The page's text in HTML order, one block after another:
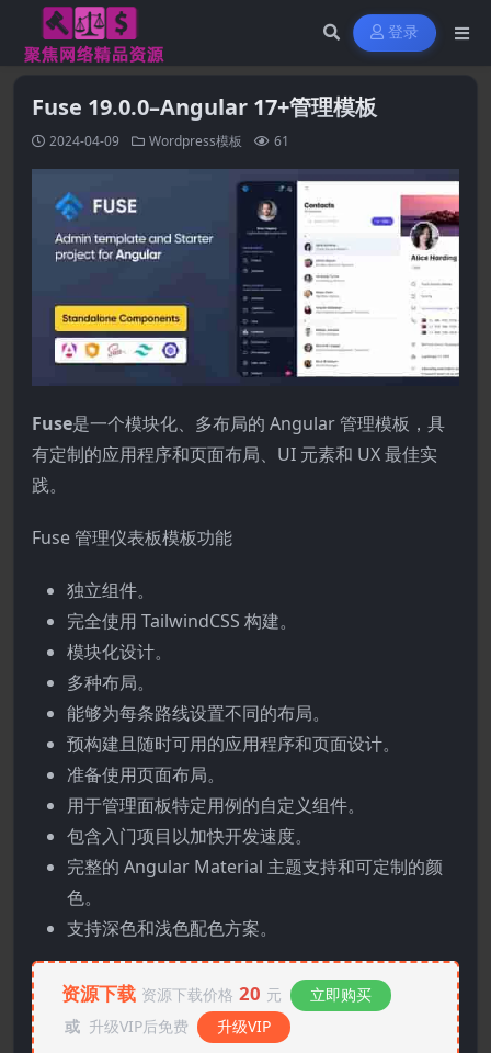
登录
Fuse 19.0.0–Angular 17+管理模板
2024-04-09 Wordpress模板 61
Fuse是一个模块化、多布局的 Angular 管理模板，具
有定制的应用程序和页面布局、UI 元素和 UX 最佳实
践。
Fuse 管理仪表板模板功能
独立组件。
完全使用 TailwindCSS 构建。
模块化设计。
多种布局。
能够为每条路线设置不同的布局。
预构建且随时可用的应用程序和页面设计。
准备使用页面布局。
用于管理面板特定用例的自定义组件。
包含入门项目以加快开发速度。
完整的 Angular Material 主题支持和可定制的颜
色。
支持深色和浅色配色方案。
资源下载 资源下载价格 20 元
立即购买
或 升级VIP后免费 升级VIP